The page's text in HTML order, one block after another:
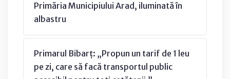
Primăria Municipiului Arad, iluminată în
albastru
Primarul Bibarț: „Propun un tarif de 1 leu
pe zi, care să facă transportul public